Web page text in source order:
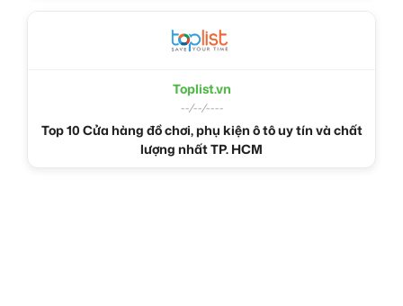
Toplist.vn
--/--/----
Top 10 Cửa hàng đồ chơi, phụ kiện ô tô uy tín và chất
lượng nhất TP. HCM